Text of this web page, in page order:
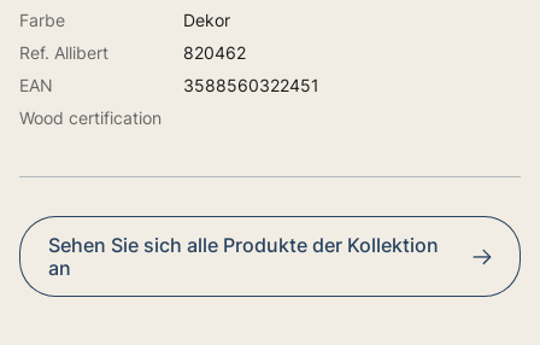
Farbe
Dekor
Ref. Allibert
820462
EAN
3588560322451
Wood certification
Sehen Sie sich alle Produkte der Kollektion
an